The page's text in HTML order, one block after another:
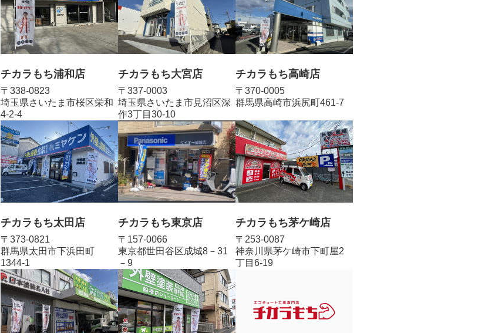
チカラもち浦和店
〒338-0823
埼玉県さいたま市桜区栄和
4-2-4
チカラもち大宮店
〒337-0003
埼玉県さいたま市見沼区深
作3丁目30-10
チカラもち高崎店
〒370-0005
群馬県高崎市浜尻町461-7
チカラもち太田店
〒373-0821
群馬県太田市下浜田町
1344-1
チカラもち東京店
〒157-0066
東京都世田谷区成城8－31
－9
チカラもち茅ケ崎店
〒253-0087
神奈川県茅ケ崎市下町屋2
丁目6-19